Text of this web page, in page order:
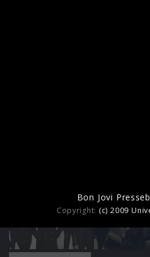
Bon Jovi
Copyright: (c) 2009